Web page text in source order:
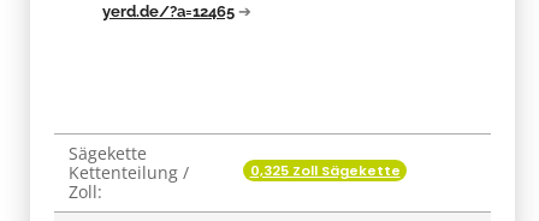
yerd.de/?a=12465 ➔
Produkteigenschaft
Wert
Sägekette
Kettenteilung /
Zoll:
0,325 Zoll Sägekette